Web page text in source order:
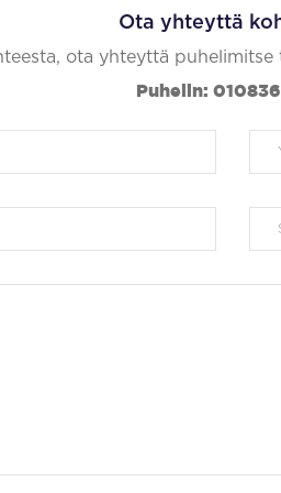
Ota yhteyttä
ota yhteyttä
Puhelin: